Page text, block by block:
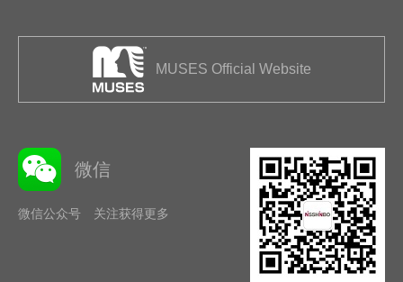
MUSES Official Website
微信
微信公众号 关注获得更多